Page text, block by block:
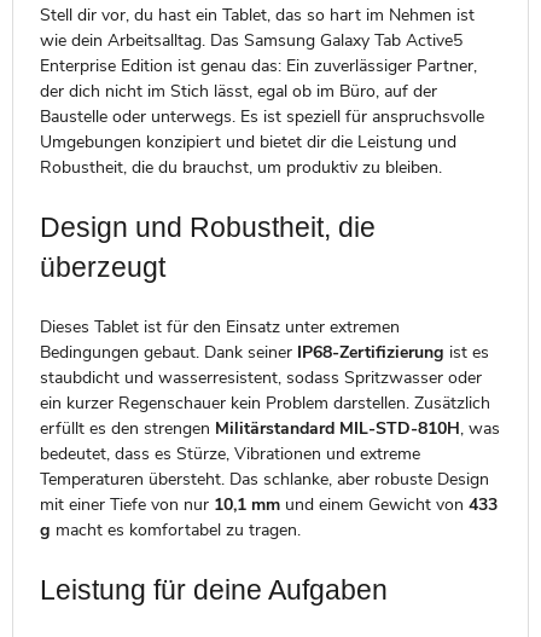
Stell dir vor, du hast ein Tablet, das so hart im Nehmen ist
wie dein Arbeitsalltag. Das Samsung Galaxy Tab Active5
Enterprise Edition ist genau das: Ein zuverlässiger Partner,
der dich nicht im Stich lässt, egal ob im Büro, auf der
Baustelle oder unterwegs. Es ist speziell für anspruchsvolle
Umgebungen konzipiert und bietet dir die Leistung und
Robustheit, die du brauchst, um produktiv zu bleiben.
Design und Robustheit, die
überzeugt
Dieses Tablet ist für den Einsatz unter extremen
Bedingungen gebaut. Dank seiner IP68-Zertifizierung ist es
staubdicht und wasserresistent, sodass Spritzwasser oder
ein kurzer Regenschauer kein Problem darstellen. Zusätzlich
erfüllt es den strengen Militärstandard MIL-STD-810H, was
bedeutet, dass es Stürze, Vibrationen und extreme
Temperaturen übersteht. Das schlanke, aber robuste Design
mit einer Tiefe von nur 10,1 mmund einem Gewicht von 433
g macht es komfortabel zu tragen.
Leistung für deine Aufgaben